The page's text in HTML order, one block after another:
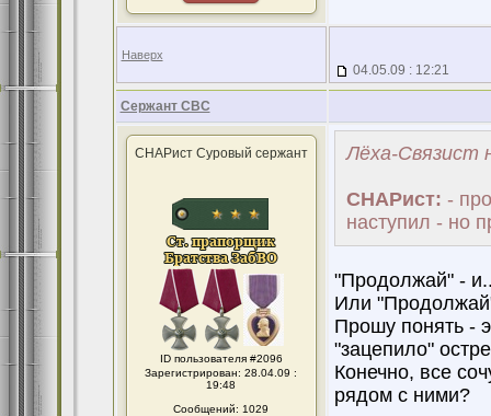
Наверх
04.05.09 : 12:21
Сержант СВС
СНАРист Суровый сержант
ID пользователя #2096
Зарегистрирован: 28.04.09 :
19:48
Сообщений: 1029
Лёха-Связист
СНАРист: -
наступил - но
"Продолжай" -
Или
Прошу понять -
"зацепило"
Конечно, все
рядом с ними?